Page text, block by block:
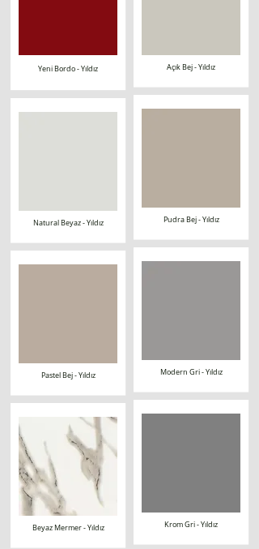
Yeni Bordo - Yıldız
Natural Beyaz - Yıldız
Pastel Bej - Yıldız
Beyaz Mermer - Yıldız
Açık Bej - Yıldız
Pudra Bej - Yıldız
Modern Gri - Yıldız
Krom Gri - Yıldız